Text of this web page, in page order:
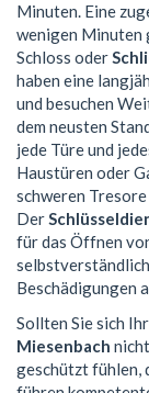
Minuten. Eine
wenigen Minuten
Schloss oder
haben eine
und besuchen
dem neusten
jede Türe und
Haustüren oder
schweren
Der
für das Öffnen
Beschädigungen
Sollten Sie sich
Miesenbach
geschützt fühlen,